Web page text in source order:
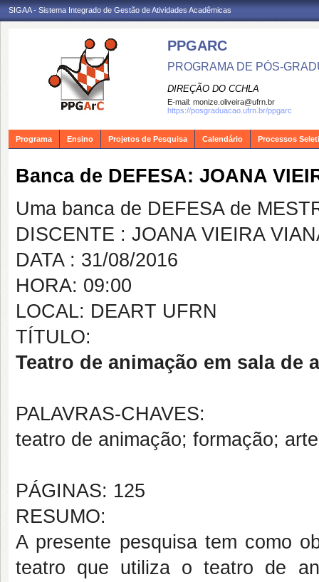
SIGAA - Sistema Integrado de Gestão de Atividades Acadêmicas
PPGARC
PROGRAMA DE PÓS-
DIREÇÃO DO CCHLA
E-mail: monize.oliveira@ufrn.br
https://posgraduacao.ufrn.br/ppgarc
Programa Ensino Projetos de Pesquisa Calendário Processos
Banca de DEFESA: JOANA
Uma banca de DEFESA de
DISCENTE : JOANA VIEIRA
DATA : 31/08/2016
HORA: 09:00
LOCAL: DEART UFRN
TÍTULO:
Teatro de animação em sala de
PALAVRAS-CHAVES:
teatro de animação; formação;
PÁGINAS: 125
RESUMO:
A presente pesquisa tem como
teatro que utiliza o teatro de